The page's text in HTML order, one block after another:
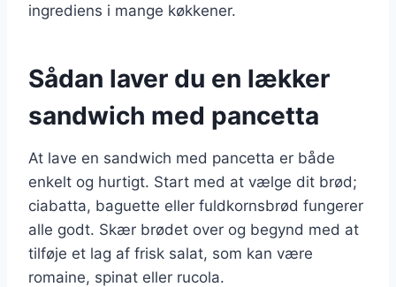
ingrediens i mange køkkener.
Sådan laver du en lækker
sandwich med pancetta
At lave en sandwich med pancetta er både
enkelt og hurtigt. Start med at vælge dit brød;
ciabatta, baguette eller fuldkornsbrød fungerer
alle godt. Skær brødet over og begynd med at
tilføje et lag af frisk salat, som kan være
romaine, spinat eller rucola.